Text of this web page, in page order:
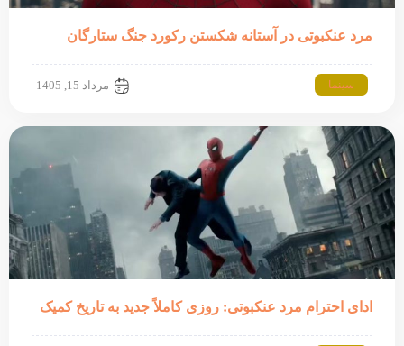
مرد عنکبوتی در آستانه شکستن رکورد جنگ ستارگان
سینما مرداد 15, 1405
ادای احترام مرد عنکبوتی: روزی کاملاً جدید به تاریخ کمیک